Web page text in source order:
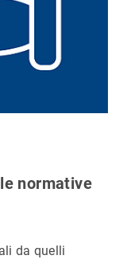
normative
da quelli